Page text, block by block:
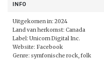
INFO
Uitgekomen in: 2024
Land van herkomst: Canada
Label: Unicorn Digital Inc.
Website: Facebook
Genre: symfonische rock, folk